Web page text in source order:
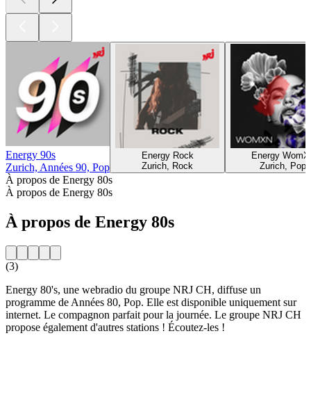
Energy 90s
Zurich, Années 90, Pop
Energy Rock
Zurich, Rock
Energy
Zurich, Pop
À propos de Energy 80s
À propos de Energy 80s
À propos de Energy 80s
(3)
Energy 80's, une webradio du groupe NRJ CH, diffuse un
programme de Années 80, Pop. Elle est disponible uniquement sur
internet. Le compagnon parfait pour la journée. Le groupe NRJ CH
propose également d'autres stations ! Écoutez-les !